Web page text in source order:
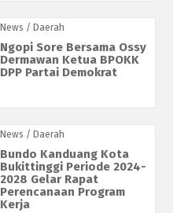
News / Daerah
Ngopi Sore Bersama Ossy
Dermawan Ketua BPOKK
DPP Partai Demokrat
News / Daerah
Bundo Kanduang Kota
Bukittinggi Periode 2024-
2028 Gelar Rapat
Perencanaan Program
Kerja